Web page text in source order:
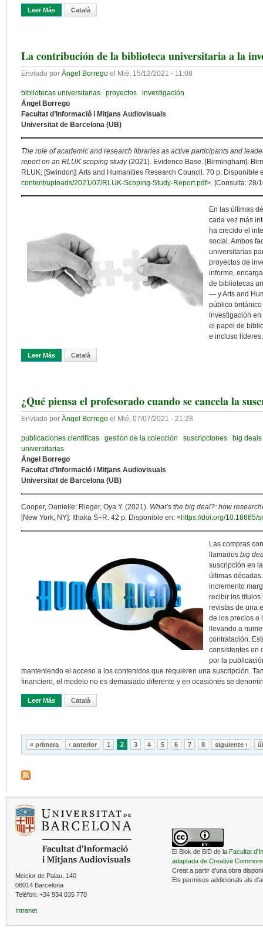
Leer Más Sobre El Rol De La Biblioteca En La Estrategia De La Universidad
Català
La contribución de la biblioteca universitaria a la
Enviado por Àngel Borrego el Mié, 15/12/2021 - 11:08
bibliotecas universitarias proyectos
investigación
Ángel Borrego
Facultat d’Informació i Mitjans Audiovisuals
Universitat de Barcelona (UB)
The role of academic and research libraries as active participants and
report on an RLUK scoping study(2021). Evidence Base. [Birmingham]:
RLUK; [Swindon]: Arts and Humanities Research Council. 70 p. Disponible
content/uploads/2021/07/RLUK-Scoping-Study-Report.pdf>. [Consulta: 28/
En las últimas
cada vez más
ha crecido el
social. Ambos
universitarias
proyectos de
informe,
de bibliotecas
— y Arts and
público
investigación
el papel de
e incluso
Leer Más Sobre La Contribución De La Biblioteca Universitaria A La
Català
¿Qué piensa el profesorado cuando se cancela la
Enviado por Àngel Borrego el Mié, 07/07/2021 - 21:28
publicaciones científicas gestión de la colección suscripciones
big deals
universitarias
Ángel Borrego
Facultat d’Informació i Mitjans Audiovisuals
Universitat de Barcelona (UB)
Cooper, Danielle; Rieger, Oya Y. (2021). What’s the big deal?: how
[New York, NY]: Ithaka S+R. 42 p. Disponible en: <https://doi.org/10.18665/
Las compras
llamados big
suscripción en
últimas
incremento
recibir los
revistas de una
de los precios o
llevando a
contratación.
consistentes en
por la
manteniendo el acceso a los contenidos que requieren una suscripción.
financiero, el modelo no es demasiado diferente y en ocasiones se
Leer Más Sobre ¿Qué Piensa El Profesorado Cuando Se Cancela La
Català
Páginas
« primera ‹ anterior 1 2 3 4 5 6 7 8 siguiente ›
Melcior de Palau, 140
08014 Barcelona
Telèfon: +34 934 035 770
Intranet
El Blok de BiD de la Facultat
adaptada de Creative
Creat a partir d'una obra
Els permisos addicionals als